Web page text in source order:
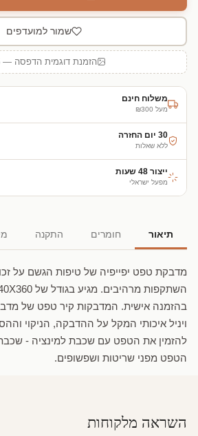
שמור למועדפים
הזמנת דוגמית הדפסה — ₪15
משלוח חינם
מעל ₪300
30 יום החזרה
ללא שאלות
ייצור 48 שעות
מפעל ישראלי
תיאור חומרים התקנה
מדבקת טפט יפייפיה של טיפות הגשם על
ויניל איכותי המקל על ההדבקה, הניקוי
להזמין את הטפט עם שכבת למינציה -
הטפט מפני שריטות ושפשופים.
השראה מלקוחות